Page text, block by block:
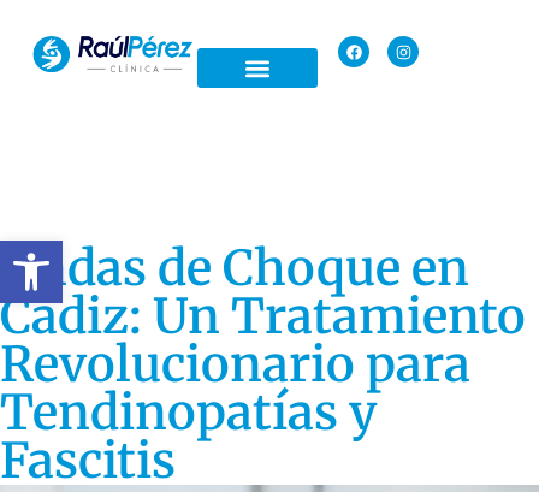
Open toolbar
Ondas de Choque en
Cádiz: Un Tratamiento
Revolucionario para
Tendinopatías y
Fascitis